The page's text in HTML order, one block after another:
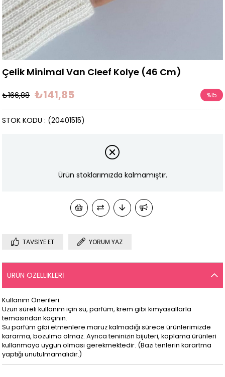
Çelik Minimal Van Cleef Kolye (46 Cm)
₺166,88 ₺141,85 %15
İndirim
(20401515)
STOK KODU
Ürün stoklarımızda kalmamıştır.
TAVSIYE ET YORUM YAZ
ÜRÜN ÖZELLIKLERI
Kullanım Önerileri:
Uzun süreli kullanım için su, parfüm, krem gibi kimyasallarla
temasından kaçının.
Su parfüm gibi etmenlere maruz kalmadığı sürece ürünlerimizde
kararma, bozulma olmaz. Ayrıca teninizin bijuteri, kaplama ürünleri
kullanmaya uygun olması gerekmektedir. (Bazı tenlerin karartma
yaptığı unutulmamalıdır.)